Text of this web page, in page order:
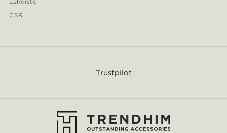
CSR
Trustpilot